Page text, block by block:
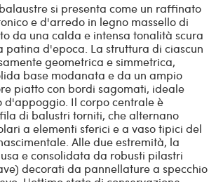
si presenta come un raffinato
e d'arredo in legno massello di
da una calda e intensa tonalità scura
patina d'epoca. La struttura di ciascun
geometrica e simmetrica,
base modanata e da un ampio
piatto con bordi sagomati, ideale
d'appoggio. Il corpo centrale è
di balustri torniti, che alternano
a elementi sferici e a vaso tipici del
Alle due estremità, la
e consolidata da robusti pilastri
decorati da pannellature a specchio